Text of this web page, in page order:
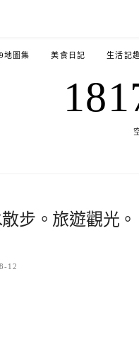
地圖集 美食日記 生活記
散步。旅遊觀光
12